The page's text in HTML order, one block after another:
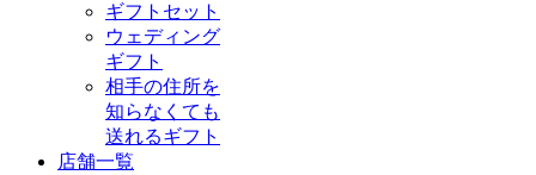
ギフトセット
ウェディング
ギフト
相手の住所を
知らなくても
送れるギフト
店舗一覧